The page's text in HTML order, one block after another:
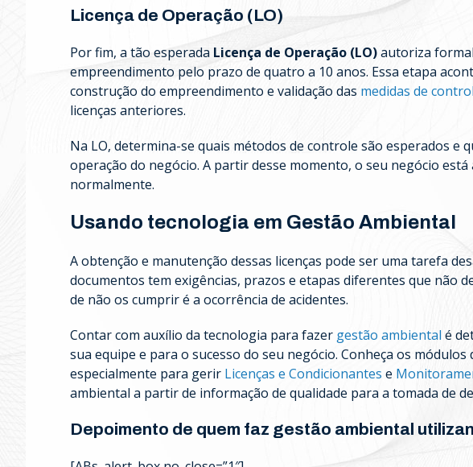
Licença de Operação (LO)
Por fim, a tão esperada Licença de Operação (LO)autoriza
empreendimento pelo prazo de quatro a 10 anos. Essa etapa
construção do empreendimento e validação das medidas de
licenças anteriores.
Na LO, determina-se quais métodos de controle são esperados e
operação do negócio. A partir desse momento, o seu negócio
normalmente.
Usando tecnologia em Gestão Ambiental
A obtenção e manutenção dessas licenças pode ser uma tarefa
documentos tem exigências, prazos e etapas diferentes que não
de não os cumprir é a ocorrência de acidentes.
Contar com auxílio da tecnologia para fazer gestão ambientalé
sua equipe e para o sucesso do seu negócio. Conheça os módulos
especialmente para gerir Licenças e Condicionantes e
ambiental a partir de informação de qualidade para a tomada de
Depoimento de quem faz gestão ambiental